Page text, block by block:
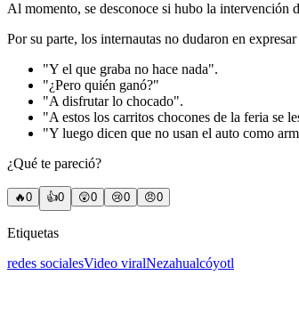
Al momento, se desconoce si hubo la intervención
Por su parte, los internautas no dudaron en
"Y el que graba no hace nada".
"¿Pero quién ganó?"
"A disfrutar lo chocado".
"A estos los carritos chocones de la feria se
"Y luego dicen que no usan el auto como
¿Qué te pareció?
🔥0 👍0 😲0 😢0 😠0
Etiquetas
redes socialesVideo viralNezahualcóyotl